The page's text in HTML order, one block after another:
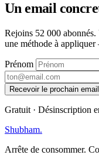
Un email
Rejoins 52 000
une méthode à
Prénom
Recevoir le prochain email
Gratuit · Désinscription
Shubham.
Arrête de consommer.